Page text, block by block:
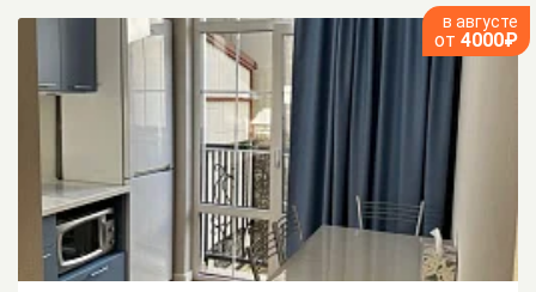
в августе
от 4000₽